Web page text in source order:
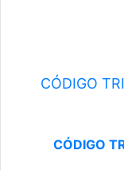
CÓDIGO
CÓDIGO